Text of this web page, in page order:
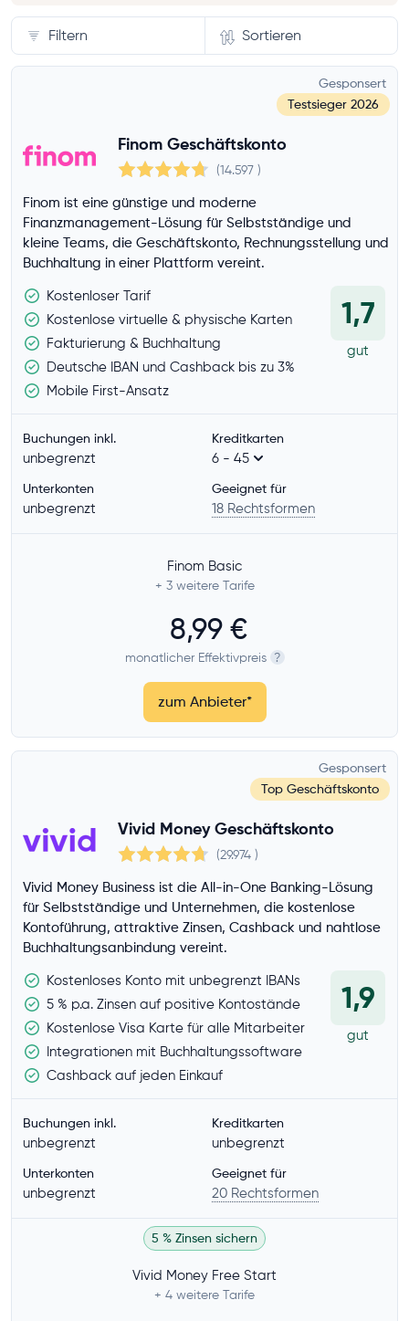
Filtern Sortieren
Abhebungen / Monat
Bareinzahlungen / Monat
Kreditkarte
Visa
Mastercard
Unternehmensform
Freiberufler
Einzelunternehmen
alle anzeigen
Online-Antrag
Deutsche Einlagensicherung
Apple Pay
Google Pay
Echtzeitüberweisung
Lastschriftverfahren
Buchhaltungs-API
Gesponsert
Testsieger 2026
Finom Geschäftskonto
(14.597 )
Finom ist eine günstige und moderne
Finanzmanagement-Lösung für Selbstständige und
kleine Teams, die Geschäftskonto, Rechnungsstellung und
Buchhaltung in einer Plattform vereint.
Kostenloser Tarif
Kostenlose virtuelle & physische Karten
Fakturierung & Buchhaltung
Deutsche IBAN und Cashback bis zu 3%
Mobile First-Ansatz
1,7
gut
Buchungen inkl.
unbegrenzt
Kreditkarten
6 - 45
Unterkonten
unbegrenzt
Geeignet für
18 Rechtsformen
Finom Basic
+ 3 weitere Tarife
8,99 €
monatlicher Effektivpreis ?
zum Anbieter*
Gesponsert
Top Geschäftskonto
Vivid Money Geschäftskonto
(29.974 )
Vivid Money Business ist die All-in-One Banking-Lösung
für Selbstständige und Unternehmen, die kostenlose
Kontoführung, attraktive Zinsen, Cashback und nahtlose
Buchhaltungsanbindung vereint.
Kostenloses Konto mit unbegrenzt IBANs
5 % p.a. Zinsen auf positive Kontostände
Kostenlose Visa Karte für alle Mitarbeiter
Integrationen mit Buchhaltungssoftware
Cashback auf jeden Einkauf
1,9
gut
Buchungen inkl.
unbegrenzt
Kreditkarten
unbegrenzt
Unterkonten
unbegrenzt
Geeignet für
20 Rechtsformen
5 % Zinsen sichern
Vivid Money Free Start
+ 4 weitere Tarife